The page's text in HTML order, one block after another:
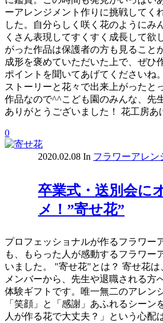
ーアレンジメント作りに挑戦してく
した。自分らしく咲く花のようにみ
くさん表現してすくすく成長して欲
がった作品は保護者の方も見ること
成形を褒めていただいた上で、ぜひ
ポイントを聞いてあげてくださいね
ストーリーと花々で出来上がったと
作品なので^^こども園のみんな、先
ありがとうございました！ 花工房あ
0
2020.02.08 In フラワーアレン
卒業式・送別会に
メ！”寄せ花”
プロフェッショナルが作るフラワー
も、もらった人が感動するフラワー
いました。 "寄せ花"とは？ 寄せ花
メンバーから、先生や退職される方
体験ギフトです。唯一無二のアレン
「笑顔」と「感謝」あふれるシーン
人が作る花で大丈夫？」という心配